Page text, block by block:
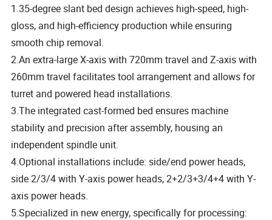
1.35-degree slant bed design achieves high-speed, high-
gloss, and high-efficiency production while ensuring
smooth chip removal.
2.An extra-large X-axis with 720mm travel and Z-axis with
260mm travel facilitates tool arrangement and allows for
turret and powered head installations.
3.The integrated cast-formed bed ensures machine
stability and precision after assembly, housing an
independent spindle unit.
4.Optional installations include: side/end power heads,
side 2/3/4 with Y-axis power heads, 2+2/3+3/4+4 with Y-
axis power heads.
5.Specialized in new energy, specifically for processing: